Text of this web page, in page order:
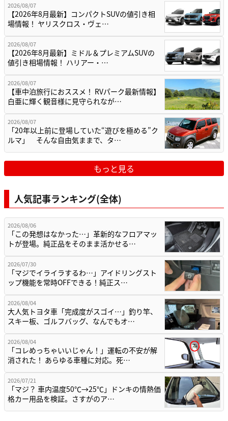
2026/08/07
【2026年8月最新】コンパクトSUVの値引き相
場情報！ ヤリスクロス・ヴェ…
2026/08/07
【2026年8月最新】ミドル＆プレミアムSUVの
値引き相場情報！ ハリアー・…
2026/08/07
【車中泊旅行におススメ！ RVパーク最新情報】
白亜に輝く観音様に見守られなが…
2026/08/07
「20年以上前に登場していた“遊びを極める”ク
ルマ」 そんな自由気ままで、タ…
もっと見る
人気記事ランキング(全体)
2026/08/06
「この発想はなかった…」革新的なフロアマッ
トが登場。純正品をそのまま活かせる…
2026/07/30
「マジでイライラするわ…」アイドリングスト
ップ機能を常時OFFできる！純正ス…
2026/08/04
大人気トヨタ車「完成度がスゴイ…」釣り竿、
スキー板、ゴルフバッグ、なんでもオ…
2026/08/04
「コレめっちゃいいじゃん！」運転の不安が解
消された！ あらゆる車種に対応。死…
2026/07/21
「マジ？ 車内温度50℃→25℃」ドンキの情熱価
格カー用品を検証。さすがのア…